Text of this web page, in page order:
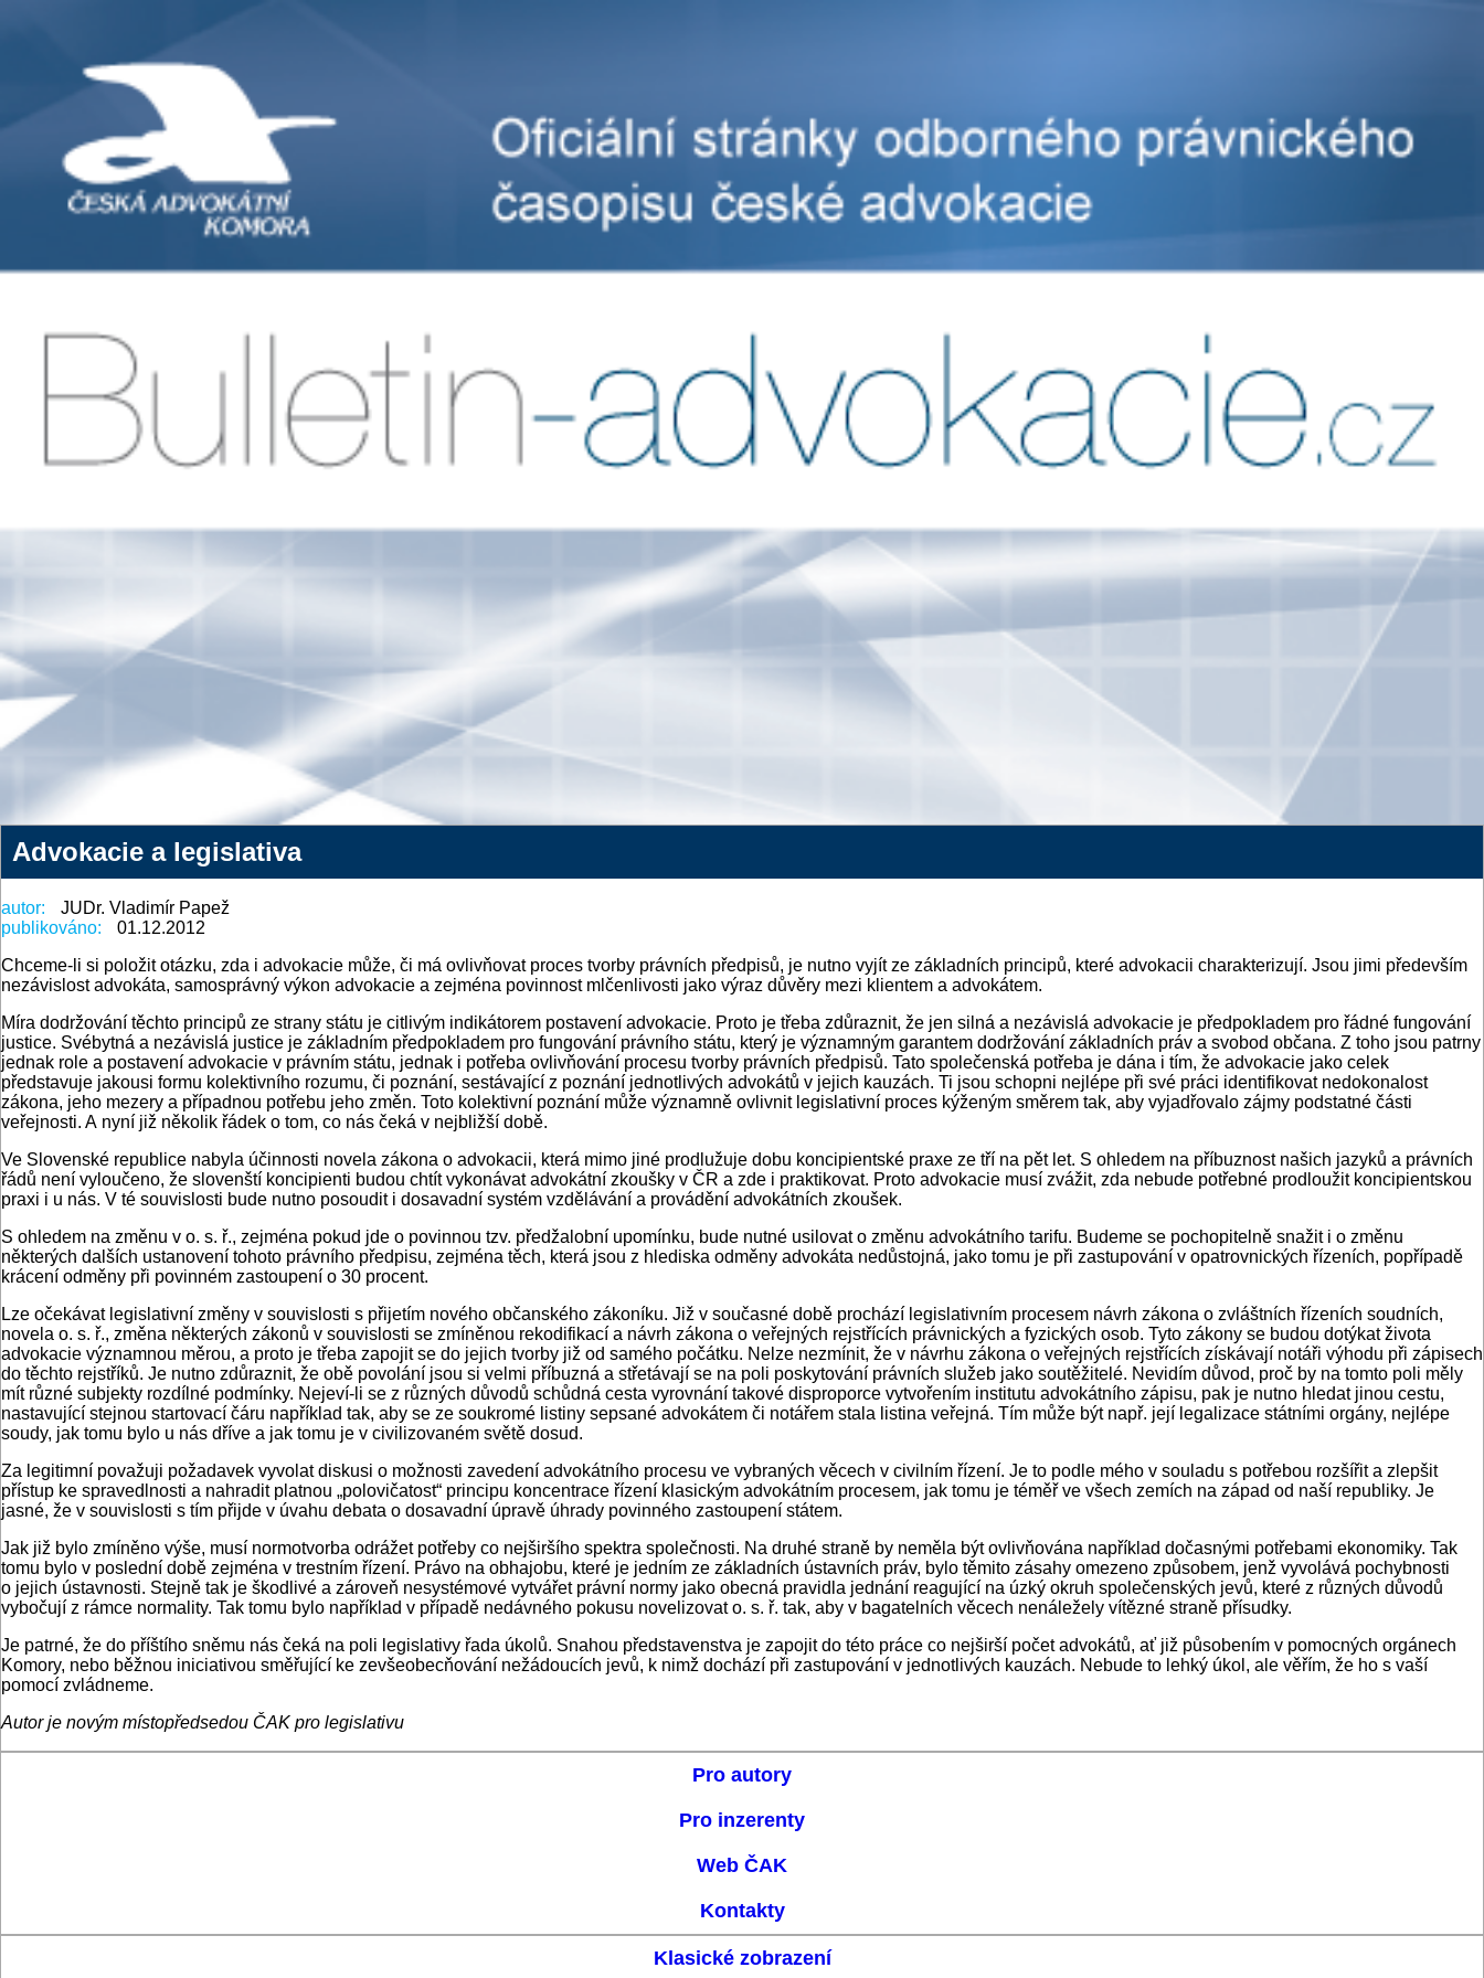
Advokacie a legislativa
autor:
JUDr. Vladimír Papež
publikováno:
01.12.2012
Chceme-li si položit otázku, zda i advokacie může, či má ovlivňovat proces tvorby právních předpisů, je nutno vyjít ze základních principů, které advokacii charakterizují. Jsou jimi především
nezávislost advokáta, samosprávný výkon advokacie a zejména povinnost mlčenlivosti jako výraz důvěry mezi klientem a advokátem.
Míra dodržování těchto principů ze strany státu je citlivým indikátorem postavení advokacie. Proto je třeba zdůraznit, že jen silná a nezávislá advokacie je předpokladem pro řádné fungování
justice. Svébytná a nezávislá justice je základním předpokladem pro fungování právního státu, který je významným garantem dodržování základních práv a svobod občana. Z toho jsou patrny
jednak role a postavení advokacie v právním státu, jednak i potřeba ovlivňování procesu tvorby právních předpisů. Tato společenská potřeba je dána i tím, že advokacie jako celek
představuje jakousi formu kolektivního rozumu, či poznání, sestávající z poznání jednotlivých advokátů v jejich kauzách. Ti jsou schopni nejlépe při své práci identifikovat nedokonalost
zákona, jeho mezery a případnou potřebu jeho změn. Toto kolektivní poznání může významně ovlivnit legislativní proces kýženým směrem tak, aby vyjadřovalo zájmy podstatné části
veřejnosti. A nyní již několik řádek o tom, co nás čeká v nejbližší době.
Ve Slovenské republice nabyla účinnosti novela zákona o advokacii, která mimo jiné prodlužuje dobu koncipientské praxe ze tří na pět let. S ohledem na příbuznost našich jazyků a právních
řádů není vyloučeno, že slovenští koncipienti budou chtít vykonávat advokátní zkoušky v ČR a zde i praktikovat. Proto advokacie musí zvážit, zda nebude potřebné prodloužit koncipientskou
praxi i u nás. V té souvislosti bude nutno posoudit i dosavadní systém vzdělávání a provádění advokátních zkoušek.
S ohledem na změnu v o. s. ř., zejména pokud jde o povinnou tzv. předžalobní upomínku, bude nutné usilovat o změnu advokátního tarifu. Budeme se pochopitelně snažit i o změnu
některých dalších ustanovení tohoto právního předpisu, zejména těch, která jsou z hlediska odměny advokáta nedůstojná, jako tomu je při zastupování v opatrovnických řízeních, popřípadě
krácení odměny při povinném zastoupení o 30 procent.
Lze očekávat legislativní změny v souvislosti s přijetím nového občanského zákoníku. Již v současné době prochází legislativním procesem návrh zákona o zvláštních řízeních soudních,
novela o. s. ř., změna některých zákonů v souvislosti se zmíněnou rekodifikací a návrh zákona o veřejných rejstřících právnických a fyzických osob. Tyto zákony se budou dotýkat života
advokacie významnou měrou, a proto je třeba zapojit se do jejich tvorby již od samého počátku. Nelze nezmínit, že v návrhu zákona o veřejných rejstřících získávají notáři výhodu při zápisech
do těchto rejstříků. Je nutno zdůraznit, že obě povolání jsou si velmi příbuzná a střetávají se na poli poskytování právních služeb jako soutěžitelé. Nevidím důvod, proč by na tomto poli měly
mít různé subjekty rozdílné podmínky. Nejeví-li se z různých důvodů schůdná cesta vyrovnání takové disproporce vytvořením institutu advokátního zápisu, pak je nutno hledat jinou cestu,
nastavující stejnou startovací čáru například tak, aby se ze soukromé listiny sepsané advokátem či notářem stala listina veřejná. Tím může být např. její legalizace státními orgány, nejlépe
soudy, jak tomu bylo u nás dříve a jak tomu je v civilizovaném světě dosud.
Za legitimní považuji požadavek vyvolat diskusi o možnosti zavedení advokátního procesu ve vybraných věcech v civilním řízení. Je to podle mého v souladu s potřebou rozšířit a zlepšit
přístup ke spravedlnosti a nahradit platnou „polovičatost“ principu koncentrace řízení klasickým advokátním procesem, jak tomu je téměř ve všech zemích na západ od naší republiky. Je
jasné, že v souvislosti s tím přijde v úvahu debata o dosavadní úpravě úhrady povinného zastoupení státem.
Jak již bylo zmíněno výše, musí normotvorba odrážet potřeby co nejširšího spektra společnosti. Na druhé straně by neměla být ovlivňována například dočasnými potřebami ekonomiky. Tak
tomu bylo v poslední době zejména v trestním řízení. Právo na obhajobu, které je jedním ze základních ústavních práv, bylo těmito zásahy omezeno způsobem, jenž vyvolává pochybnosti
o jejich ústavnosti. Stejně tak je škodlivé a zároveň nesystémové vytvářet právní normy jako obecná pravidla jednání reagující na úzký okruh společenských jevů, které z různých důvodů
vybočují z rámce normality. Tak tomu bylo například v případě nedávného pokusu novelizovat o. s. ř. tak, aby v bagatelních věcech nenáležely vítězné straně přísudky.
Je patrné, že do příštího sněmu nás čeká na poli legislativy řada úkolů. Snahou představenstva je zapojit do této práce co nejširší počet advokátů, ať již působením v pomocných orgánech
Komory, nebo běžnou iniciativou směřující ke zevšeobecňování nežádoucích jevů, k nimž dochází při zastupování v jednotlivých kauzách. Nebude to lehký úkol, ale věřím, že ho s vaší
pomocí zvládneme.
Autor je novým místopředsedou ČAK pro legislativu
Pro autory
Pro inzerenty
Web ČAK
Kontakty
Klasické zobrazení